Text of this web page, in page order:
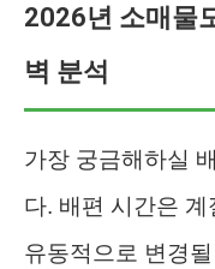
2026년 소매물
벽 분석
가장 궁금해하실
다. 배편 시간은
유동적으로 변경